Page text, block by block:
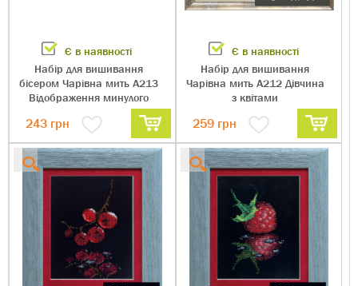
Є в наявності
Набір для вишивання
бісером Чарівна мить А213
Відображення минулого
243 грн
Є в наявності
Набір для вишивання
Чарівна мить А212 Дівчина
з квітами
259грн